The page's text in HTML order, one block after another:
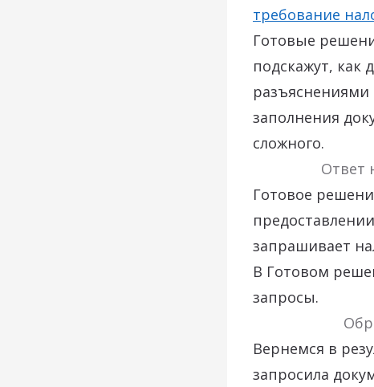
требование
Готовые
подскажут, как
разъяснениями
заполнения
сложного.
Ответ
Готовое
предо
запрашивает
В Готовом
запросы.
Вернемся в
запросила